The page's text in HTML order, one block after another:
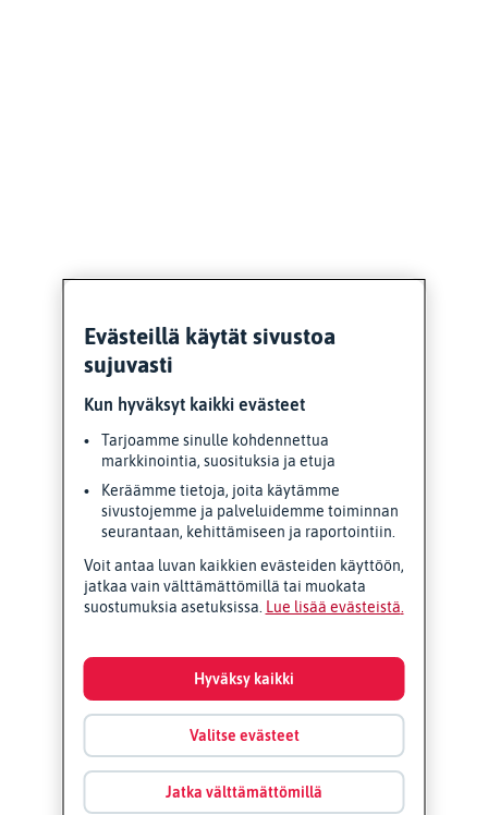
Evästeillä käytät sivustoa
sujuvasti
Kun hyväksyt kaikki evästeet
Tarjoamme sinulle kohdennettua
markkinointia, suosituksia ja etuja
Keräämme tietoja, joita käytämme
sivustojemme ja palveluidemme toiminnan
seurantaan, kehittämiseen ja raportointiin.
Voit antaa luvan kaikkien evästeiden käyttöön,
jatkaa vain välttämättömillä tai muokata
suostumuksia asetuksissa. Lue lisää evästeistä
Valitse evästeet
Jatka välttämättömillä
Hyväksy kaikki